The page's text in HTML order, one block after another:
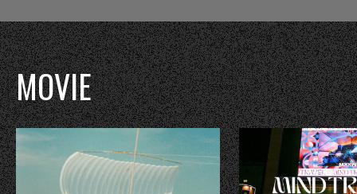
MOVIE